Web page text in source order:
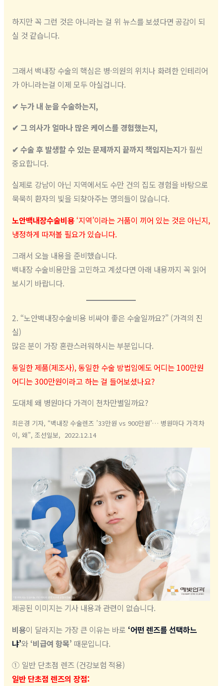
하지만 꼭 그런 것은 아니라는 걸 위 뉴스를 보셨다면 공감이 되
실 것 같습니다.
그래서 백내장 수술의 핵심은 병·의원의 위치나 화려한 인테리어
가 아니라는걸 이제 모두 아실겁니다.
✔ 누가 내 눈을 수술하는지,
✔ 그 의사가 얼마나 많은 케이스를 경험했는지,
✔ 수술 후 발생할 수 있는 문제까지 끝까지 책임지는지가 훨씬
중요합니다.
실제로 강남이 아닌 지역에서도 수만 건의 집도 경험을 바탕으로
묵묵히 환자의 빛을 되찾아주는 명의들이 많습니다.
노안백내장수술비용‘지역’이라는 거품이 끼어 있는 것은 아닌지,
냉정하게 따져볼 필요가 있습니다.
그래서 오늘 내용을 준비했습니다.
백내장 수술비용만을 고민하고 계셨다면 아래 내용까지 꼭 읽어
보시기 바랍니다.
2. “노안백내장수술비용 비싸야 좋은 수술일까요?” (가격의 진
실)
많은 분이 가장 혼란스러워하시는 부분입니다.
동일한 제품(제조사), 동일한 수술 방법임에도 어디는 100만원
어디는 300만원이라고 하는 걸 들어보셨나요?
도대체 왜 병원마다 가격이 천차만별일까요?
최은경 기자, “백내장 수술렌즈 ’33만원 vs 900만원’… 병원마다 가격차
이, 왜”, 조선일보, 2022.12.14
제공된 이미지는 기사 내용과 관련이 없습니다.
비용이 달라지는 가장 큰 이유는 바로 ‘어떤 렌즈를 선택하느
냐’와 ‘비급여 항목’ 때문입니다.
① 일반 단초점 렌즈 (건강보험 적용)
일반 단초점 렌즈의 장점: